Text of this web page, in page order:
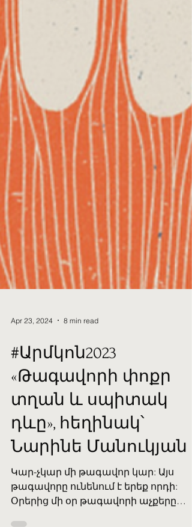
Apr 23, 2024 8 min read
#Արմկոն2023
«Թագավորի փոքր
տղան և սպիտակ